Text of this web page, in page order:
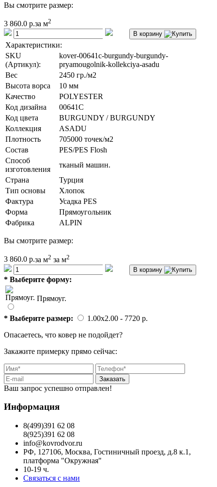
Вы смотрите размер:
3 860.0 р.за м2
В корзину
Характеристики:
SKU
(Артикул):
kover-00641c-burgundy-burgundy-
pryamougolnik-kollekciya-asadu
Вес
2450 гр./м2
Высота ворса
10 мм
Качество
POLYESTER
Код дизайна
00641C
Код цвета
BURGUNDY / BURGUNDY
Коллекция
ASADU
Плотность
705000 точек/м2
Состав
PES/PES Flosh
Способ
изготовления
тканый машин.
Страна
Турция
Тип основы
Хлопок
Фактура
Усадка PES
Форма
Прямоугольник
Фабрика
ALPIN
Вы смотрите размер:
3 860.0 р.за м2 за м2
В корзину
* Выберите форму:
Прямоуг.
* Выберите размер: 1.00x2.00 - 7720 p.
Опасаетесь, что ковер не подойдет?
Закажите примерку прямо сейчас:
Заказать
Ваш запрос успешно отправлен!
Информация
8(499)391 62 08
8(925)391 62 08
info@kovrodvor.ru
РФ, 127106, Москва, Гостиничный проезд, д.8 к.1,
платформа "Окружная"
10-19 ч.
Связаться с нами